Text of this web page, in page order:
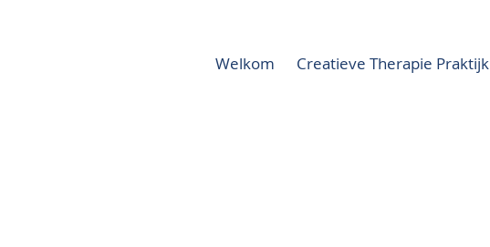
Welkom Creatieve Therapie Praktijk